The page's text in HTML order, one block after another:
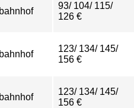
93/ 104/ 115/
126 €
123/ 134/ 145/
156 €
123/ 134/ 145/
156 €